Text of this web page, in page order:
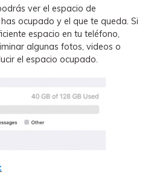
ver el espacio de
ocupado y el que te queda. Si
espacio en tu teléfono,
algunas fotos, videos o
el espacio ocupado.